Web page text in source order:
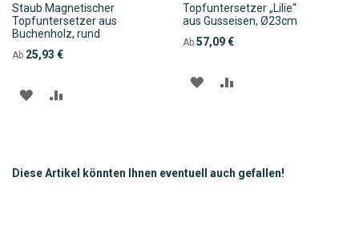
Staub Magnetischer
Topfuntersetzer aus
Buchenholz, rund
Ab 25,93 €
ZUR
Topfuntersetzer „Lilie“
aus Gusseisen, Ø23cm
Ab 57,09 €
ZUR
Diese Artikel könnten Ihnen eventuell auch gefallen!